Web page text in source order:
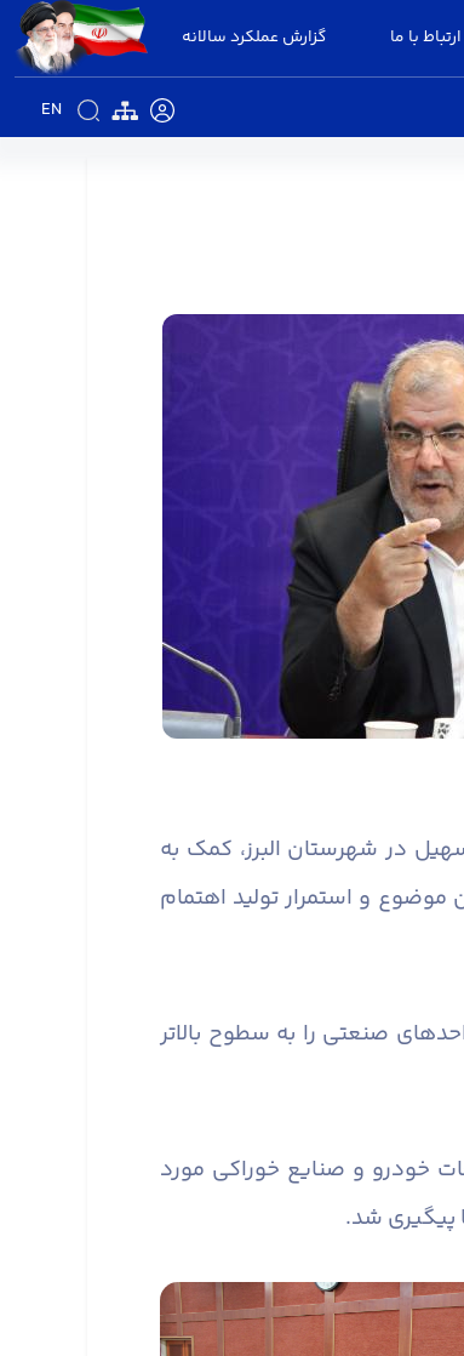
ارتباط با ما گزارش عملکرد سالانه
EN
در شهرستان البرز، کمک به
و استمرار تولید اهتمام
صنعتی را به سطوح بالاتر
خودرو و صنایع خوراکی مورد
پیگیری شد.